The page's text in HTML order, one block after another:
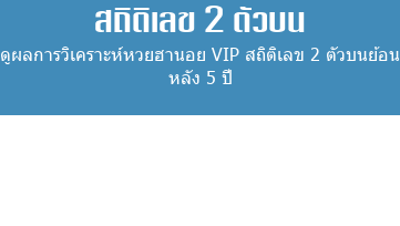
สถิติเลข 2 ตัวบน
ดูผลการวิเคราะห์หวยฮานอย VIP สถิติเลข 2 ตัวบนย้อน
หลัง 5 ปี